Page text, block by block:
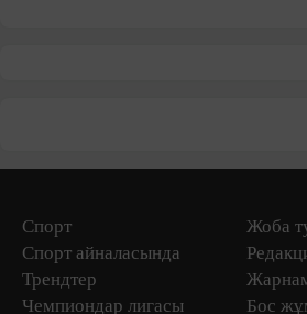
Спорт
Спорт айналасында
Трендтер
Чемпиондар лигасы
Жоба
Бос